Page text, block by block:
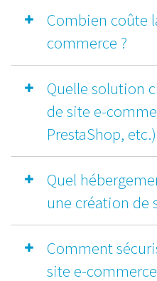
Combien coûte
commerce ?
Quelle solution
de site e-
PrestaShop,
Quel
une création de
Comment
site e-